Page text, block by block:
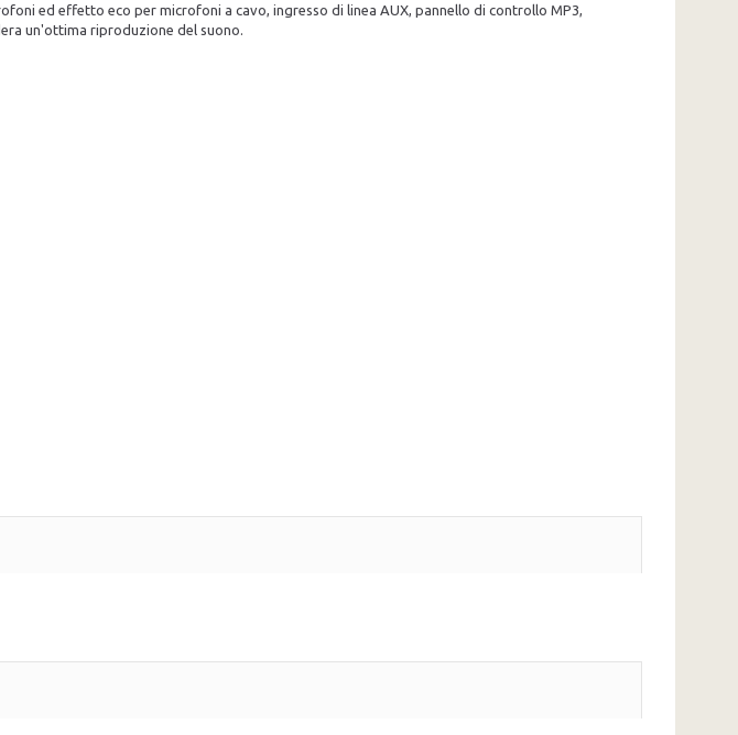
ed effetto eco per microfoni a cavo, ingresso di linea AUX, pannello di controllo MP3,
un'ottima riproduzione del suono.